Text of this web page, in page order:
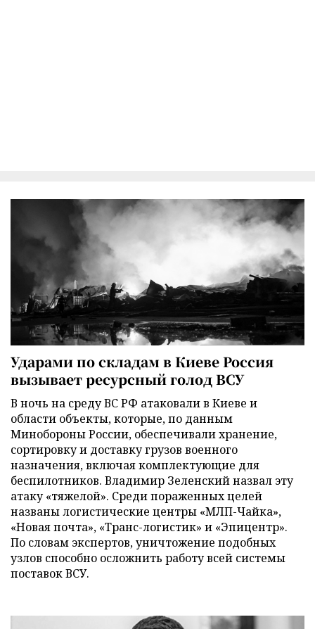
Ударами по складам в Киеве Россия
вызывает ресурсный голод ВСУ
В ночь на среду ВС РФ атаковали в Киеве и
области объекты, которые, по данным
Минобороны России, обеспечивали хранение,
сортировку и доставку грузов военного
назначения, включая комплектующие для
беспилотников. Владимир Зеленский назвал эту
атаку «тяжелой». Среди пораженных целей
названы логистические центры «МЛП-Чайка»,
«Новая почта», «Транс-логистик» и «Эпицентр».
По словам экспертов, уничтожение подобных
узлов способно осложнить работу всей системы
поставок ВСУ.